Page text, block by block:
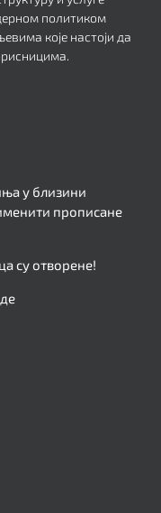
политиком
које настоји да
у близини
прописане
су отворене!